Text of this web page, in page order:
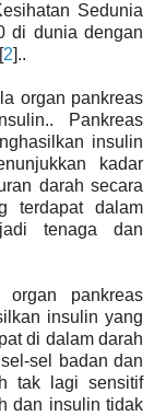
Sedunia
di dunia dengan
2]..
organ pankreas
Pankreas
insulin
kadar
darah secara
terdapat dalam
tenaga dan
pankreas
insulin yang
di dalam darah
sel badan dan
tak lagi sensitif
dan insulin tidak